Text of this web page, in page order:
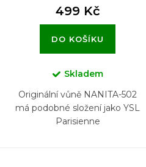
499 Kč
DO KOŠÍKU
Skladem
Originální vůně NANITA-502
má podobné složení jako YSL
Parisienne